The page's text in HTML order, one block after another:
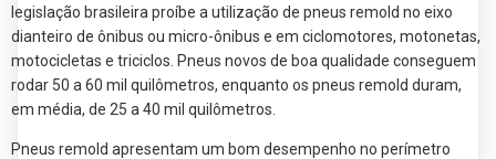
legislação brasileira proíbe a utilização de pneus remold no eixo
dianteiro de ônibus ou micro-ônibus e em ciclomotores, motonetas,
motocicletas e triciclos. Pneus novos de boa qualidade conseguem
rodar 50 a 60 mil quilômetros, enquanto os pneus remold duram,
em média, de 25 a 40 mil quilômetros.
Pneus remold apresentam um bom desempenho no perímetro